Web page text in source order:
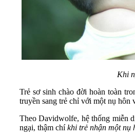
Khi
Trẻ sơ sinh chào đời hoàn toàn
truyền sang trẻ chỉ với một nụ hôn
Theo Davidwolfe, hệ thống miễn
ngại, thậm chíkhi trẻ nhận một nụ